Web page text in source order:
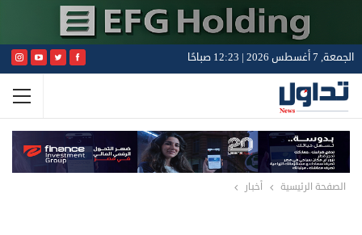
الجمعة, 7 أغسطس 2026 | 12:23 صباحًا
الصفحة الرئيسية أخبار